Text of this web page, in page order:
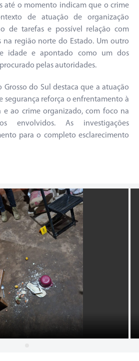
até o momento indicam que o crime
de atuação de organização
de tarefas e possível relação com
na região norte do Estado. Um outro
idade e apontado como um dos
pelas autoridades.
do Sul destaca que a atuação
segurança reforça o enfrentamento à
e ao crime organizado, com foco na
envolvidos. As investigações
para o completo esclarecimento